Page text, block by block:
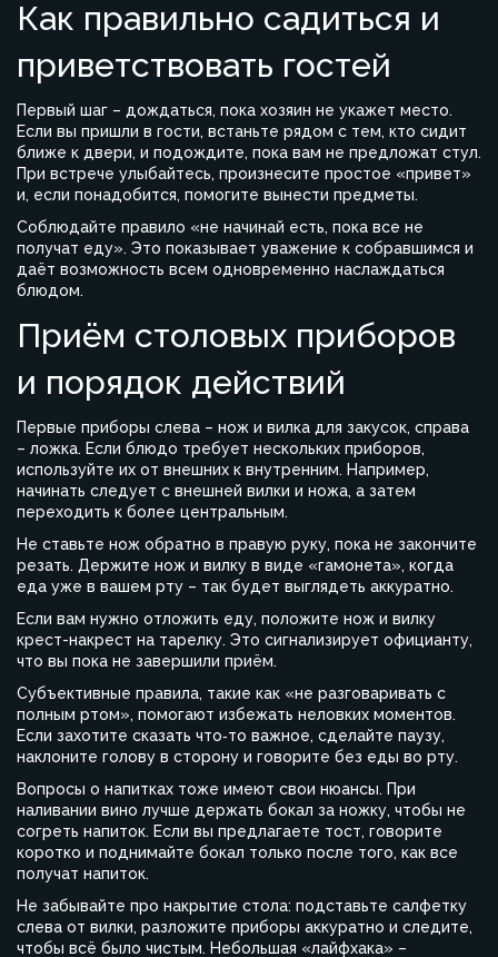
Как правильно садиться и
приветствовать гостей
Первый шаг – дождаться, пока хозяин не укажет место.
Если вы пришли в гости, встаньте рядом с тем, кто сидит
ближе к двери, и подождите, пока вам не предложат стул.
При встрече улыбайтесь, произнесите простое «привет»
и, если понадобится, помогите вынести предметы.
Соблюдайте правило «не начинай есть, пока все не
получат еду». Это показывает уважение к собравшимся и
даёт возможность всем одновременно наслаждаться
блюдом.
Приём столовых приборов
и порядок действий
Первые приборы слева – нож и вилка для закусок, справа
– ложка. Если блюдо требует нескольких приборов,
используйте их от внешних к внутренним. Например,
начинать следует с внешней вилки и ножа, а затем
переходить к более центральным.
Не ставьте нож обратно в правую руку, пока не закончите
резать. Держите нож и вилку в виде «гамонета», когда
еда уже в вашем рту – так будет выглядеть аккуратно.
Если вам нужно отложить еду, положите нож и вилку
крест-накрест на тарелку. Это сигнализирует официанту,
что вы пока не завершили приём.
Субъективные правила, такие как «не разговаривать с
полным ртом», помогают избежать неловких моментов.
Если захотите сказать что‑то важное, сделайте паузу,
наклоните голову в сторону и говорите без еды во рту.
Вопросы о напитках тоже имеют свои нюансы. При
наливании вино лучше держать бокал за ножку, чтобы не
согреть напиток. Если вы предлагаете тост, говорите
коротко и поднимайте бокал только после того, как все
получат напиток.
Не забывайте про накрытие стола: подставьте салфетку
слева от вилки, разложите приборы аккуратно и следите,
чтобы всё было чистым. Небольшая «лайфхака» –